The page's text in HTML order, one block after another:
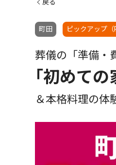
戻る
町田 ピックアップ（
葬儀の「準備・
｢初めての
＆本格料理の体